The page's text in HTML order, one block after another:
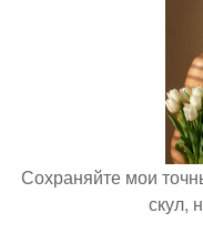
Сохраняйте мои
скул,